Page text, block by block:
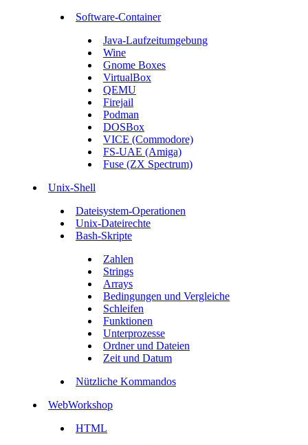
Software-Container
Java-Laufzeitumgebung
Wine
Gnome Boxes
VirtualBox
QEMU
Firejail
Podman
DOSBox
VICE (Commodore)
FS-UAE (Amiga)
Fuse (ZX Spectrum)
Unix-Shell
Dateisystem-Operationen
Unix-Dateirechte
Bash-Skripte
Zahlen
Strings
Arrays
Bedingungen und Vergleiche
Schleifen
Funktionen
Unterprozesse
Ordner und Dateien
Zeit und Datum
Nützliche Kommandos
WebWorkshop
HTML